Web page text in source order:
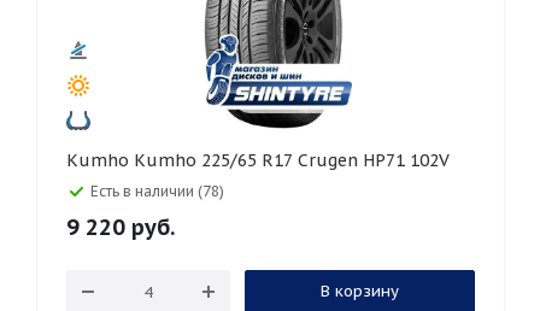
Kumho Kumho 225/65 R17 Crugen HP71 102V
Есть в наличии (78)
9 220 руб.
В корзину